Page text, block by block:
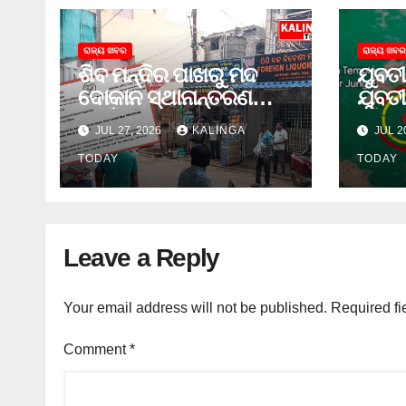
ରାଜ୍ୟ ଖବର
ଶିବ ମନ୍ଦିର ପାଖରୁ ମଦ
ଦୋକାନ ସ୍ଥାନାନ୍ତରଣ
ପାଇଁ ଜିଲ୍ଲା ପ୍ରଶାସନକୁ
ଦାବି କଲେ ଅନିଲ
JUL 27, 2026 KALINGA
TODAY
ରାଜ୍ୟ ଖବର
ଓ
ଜେଲ
JUL
TODAY
Leave a Reply
Your email address will not be published. Required
Comment*